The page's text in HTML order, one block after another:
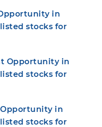
in
stocks for
Opportunity in
stocks for
in
stocks for